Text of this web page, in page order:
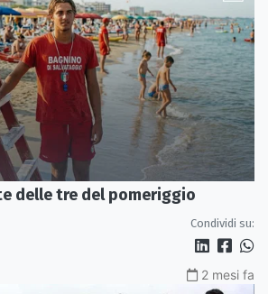
delle tre del pomeriggio
Condividi su:
2 mesi fa